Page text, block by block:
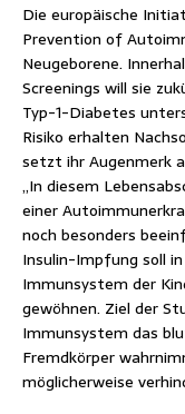
Die europäische
Prevention of
Neugeborene.
Screenings will sie
Typ-1-Diabetes
Risiko erhalten
setzt ihr Augenmerk
„In diesem
einer
noch besonders
Insulin-Impfung soll
Immunsystem der
gewöhnen. Ziel der
Immunsystem das
Fremdkörper
möglicherweise